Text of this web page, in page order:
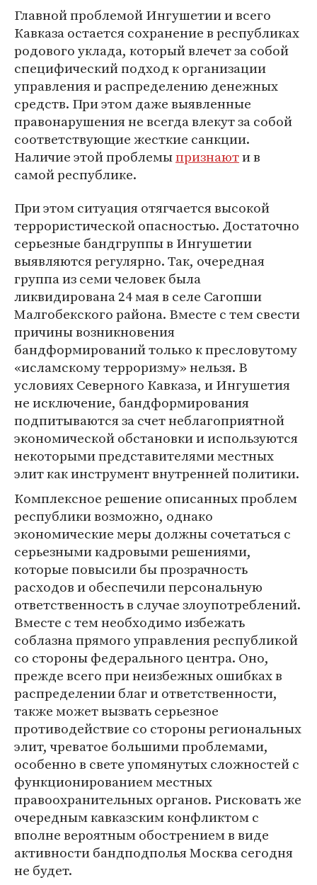
Главной проблемой Ингушетии и всего
Кавказа остается сохранение в республиках
родового уклада, который влечет за собой
специфический подход к организации
управления и распределению денежных
средств. При этом даже выявленные
правонарушения не всегда влекут за собой
соответствующие жесткие санкции.
Наличие этой проблемыпризнаюти в
самой республике.
При этом ситуация отягчается высокой
террористической опасностью. Достаточно
серьезные бандгруппы в Ингушетии
выявляются регулярно. Так, очередная
группа из семи человек была
ликвидирована 24 мая в селе Сагопши
Малгобекского района. Вместе с тем свести
причины возникновения
бандформирований только к пресловутому
«исламскому терроризму» нельзя. В
условиях Северного Кавказа, и Ингушетия
не исключение, бандформирования
подпитываются за счет неблагоприятной
экономической обстановки и используются
некоторыми представителями местных
элит как инструмент внутренней политики.
Комплексное решение описанных проблем
республики возможно, однако
экономические меры должны сочетаться с
серьезными кадровыми решениями,
которые повысили бы прозрачность
расходов и обеспечили персональную
ответственность в случае злоупотреблений.
Вместе с тем необходимо избежать
соблазна прямого управления республикой
со стороны федерального центра. Оно,
прежде всего при неизбежных ошибках в
распределении благ и ответственности,
также может вызвать серьезное
противодействие со стороны региональных
элит, чреватое большими проблемами,
особенно в свете упомянутых сложностей с
функционированием местных
правоохранительных органов. Рисковать же
очередным кавказским конфликтом с
вполне вероятным обострением в виде
активности бандподполья Москва сегодня
не будет.